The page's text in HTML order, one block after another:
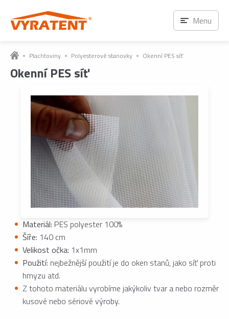
Plachtoviny Polyesterové stanovky Okenní PES síť
Okenní PES síť
Materiál: PES polyester 100%
Šíře: 140 cm
Velikost očka: 1x1mm
Použití: nejbežnější použití je do oken stanů, jako síť proti
hmyzu atd.
Z tohoto materiálu vyrobíme jakýkoliv tvar a nebo rozměr
kusové nebo sériové výroby.
Menu